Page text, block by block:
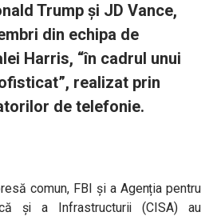
Trump și JD Vance,
din echipa de
Harris, “în cadrul unui
realizat prin
de telefonie.
comun, FBI și a Agenția pentru
și a Infrastructurii (CISA) au